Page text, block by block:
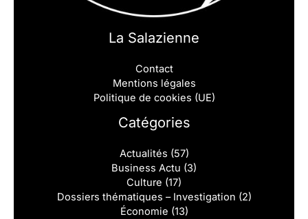
La Salazienne
Contact
Mentions légales
Politique de cookies (UE)
Catégories
Actualités (57)
Business Actu (3)
Culture (17)
Dossiers thématiques – Investigation (2)
Économie (13)